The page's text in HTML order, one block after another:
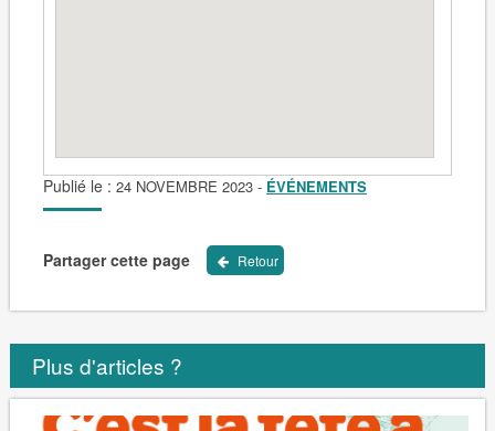
Publié le : 24 NOVEMBRE 2023 - ÉVÉNEMENTS
Partager cette page Retour
Plus d'articles ?